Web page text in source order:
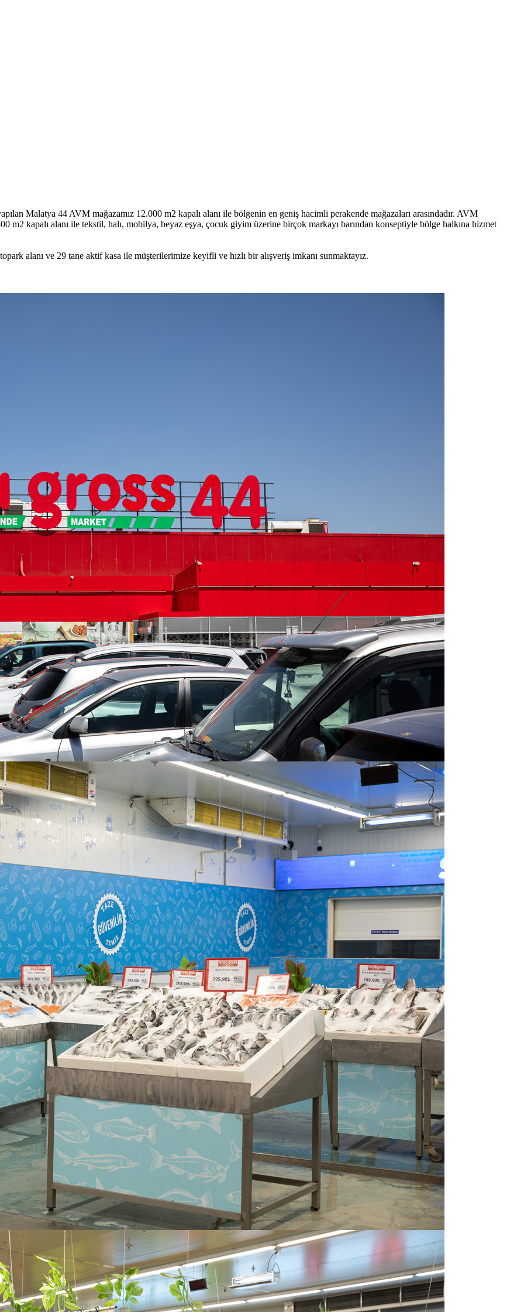
Malatya 44 AVM mağazamız 12.000 m2 kapalı alanı ile bölgenin en geniş hacimli perakende mağazaları arasındadır. AVM
m2 kapalı alanı ile tekstil, halı, mobilya, beyaz eşya, çocuk giyim üzerine birçok markayı barından konseptiyle bölge halkına hizmet
alanı ve 29 tane aktif kasa ile müşterilerimize keyifli ve hızlı bir alışveriş imkanı sunmaktayız.